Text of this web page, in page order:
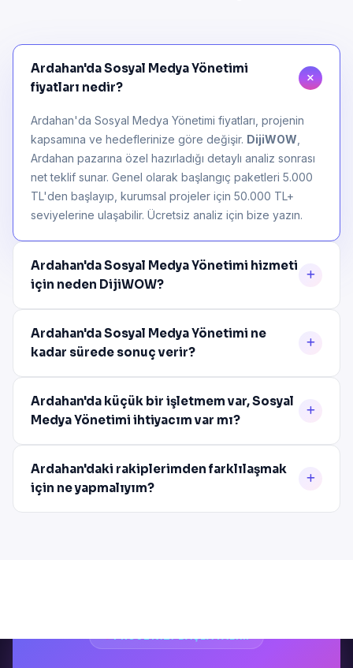
Ardahan'da Sosyal Medya Yönetimi
fiyatları nedir?
Ardahan'da Sosyal Medya Yönetimi fiyatları, projenin
kapsamına ve hedeflerinize göre değişir. DijiWOW
Ardahan pazarına özel hazırladığı detaylı analiz sonrası
net teklif sunar. Genel olarak başlangıç paketleri 5.000
TL'den başlayıp, kurumsal projeler için 50.000 TL+
seviyelerine ulaşabilir. Ücretsiz analiz için bize yazın.
Ardahan'da Sosyal Medya Yönetimi hizmeti
için neden DijiWOW?
Ardahan'da Sosyal Medya Yönetimi ne
kadar sürede sonuç verir?
Ardahan'da küçük bir işletmem var, Sosyal
Medya Yönetimi ihtiyacım var mı?
Ardahan'daki rakiplerimden farklılaşmak
için ne yapmalıyım?